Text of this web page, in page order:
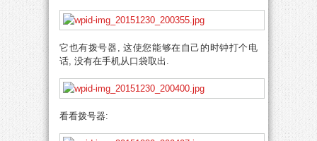
它也有拨号器, 这使您能够在自己的时钟打个电
话, 没有在手机从口袋取出.
看看拨号器: